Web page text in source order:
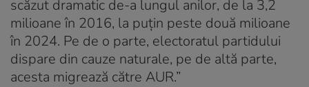
scăzut dramatic de-a lungul anilor, de la 3,2
milioane în 2016, la puțin peste două milioane
în 2024. Pe de o parte, electoratul partidului
dispare din cauze naturale, pe de altă parte,
acesta migrează către AUR.”